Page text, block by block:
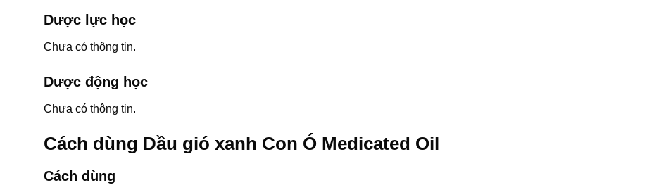
Dược lực học
Chưa có thông tin.
Dược động học
Chưa có thông tin.
Cách dùng Dầu gió xanh Con Ó Medicated Oil
Cách dùng